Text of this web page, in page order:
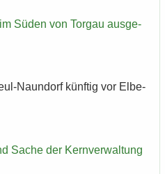
Süden von Tor­gau aus­ge­
​Naundorf künf­tig vor El­be­
Sache der Kern­ver­wal­tung